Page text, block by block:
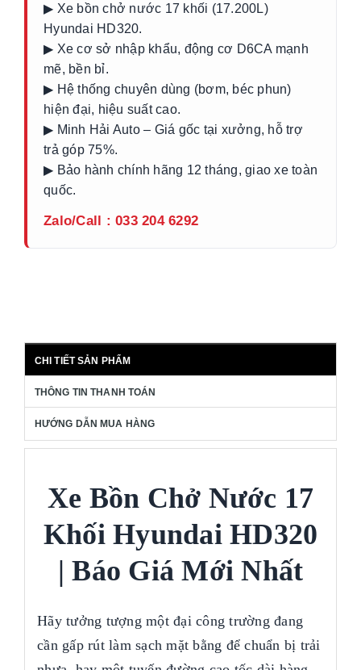
▶ Xe bồn chở nước 17 khối (17.200L)
Hyundai HD320.
▶ Xe cơ sở nhập khẩu, động cơ D6CA mạnh
mẽ, bền bỉ.
▶ Hệ thống chuyên dùng (bơm, béc phun)
hiện đại, hiệu suất cao.
▶ Minh Hải Auto – Giá gốc tại xưởng, hỗ trợ
trả góp 75%.
▶ Bảo hành chính hãng 12 tháng, giao xe toàn
quốc.
Zalo/Call : 033 204 6292
CHI TIẾT SẢN PHẨM
THÔNG TIN THANH TOÁN
HƯỚNG DẪN MUA HÀNG
Xe Bồn Chở Nước 17
Khối Hyundai HD320
| Báo Giá Mới Nhất
Hãy tưởng tượng một đại công trường đang
cần gấp rút làm sạch mặt bằng để chuẩn bị trải